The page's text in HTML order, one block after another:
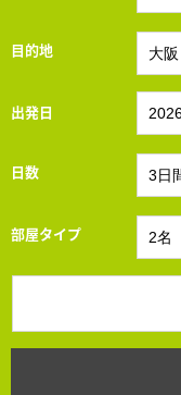
目的地
出発日
日数
部屋タイプ